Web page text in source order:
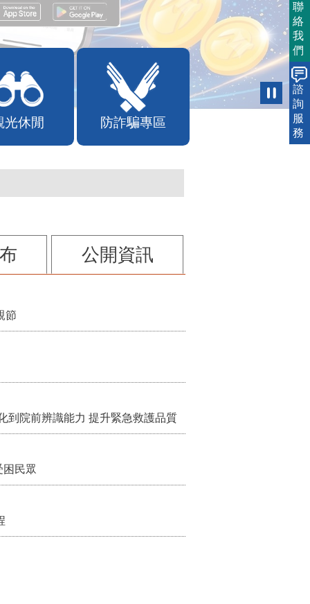
光休閒 防詐騙專區
公開資訊
節
到院前辨識能力 提升緊急救護品質
民眾
聯
絡
我
們
諮
詢
服
務